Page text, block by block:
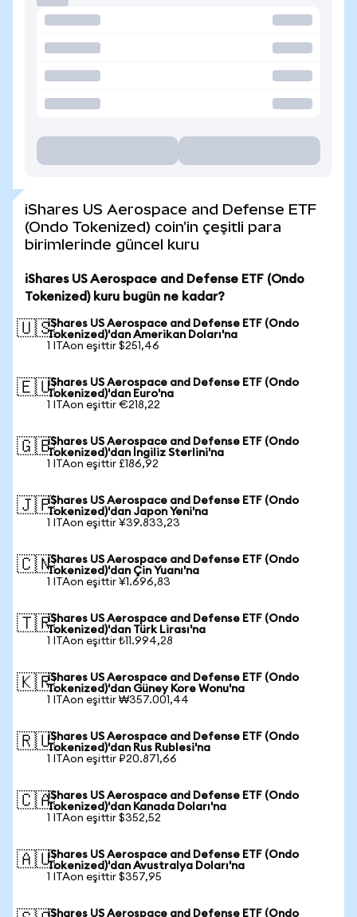
iShares US Aerospace and Defense ETF
(Ondo Tokenized) coin'in çeşitli para
birimlerinde güncel kuru
iShares US Aerospace and Defense ETF (Ondo
Tokenized) kuru bugün ne kadar?
🇺🇸iShares US Aerospace and Defense ETF (Ondo
Tokenized)'dan Amerikan Doları'na
1 ITAon eşittir $251,46
🇪🇺iShares US Aerospace and Defense ETF (Ondo
Tokenized)'dan Euro'na
1 ITAon eşittir €218,22
🇬🇧iShares US Aerospace and Defense ETF (Ondo
Tokenized)'dan İngiliz Sterlini'na
1 ITAon eşittir £186,92
🇯🇵iShares US Aerospace and Defense ETF (Ondo
Tokenized)'dan Japon Yeni'na
1 ITAon eşittir ¥39.833,23
🇨🇳iShares US Aerospace and Defense ETF (Ondo
Tokenized)'dan Çin Yuanı'na
1 ITAon eşittir ¥1.696,83
🇹🇷iShares US Aerospace and Defense ETF (Ondo
Tokenized)'dan Türk Lirası'na
1 ITAon eşittir ₺11.994,28
🇰🇷iShares US Aerospace and Defense ETF (Ondo
Tokenized)'dan Güney Kore Wonu'na
1 ITAon eşittir ₩357.001,44
🇷🇺iShares US Aerospace and Defense ETF (Ondo
Tokenized)'dan Rus Rublesi'na
1 ITAon eşittir ₽20.871,66
🇨🇦iShares US Aerospace and Defense ETF (Ondo
Tokenized)'dan Kanada Doları'na
1 ITAon eşittir $352,52
🇦🇺iShares US Aerospace and Defense ETF (Ondo
Tokenized)'dan Avustralya Doları'na
1 ITAon eşittir $357,95
iShares US Aerospace and Defense ETF (Ondo